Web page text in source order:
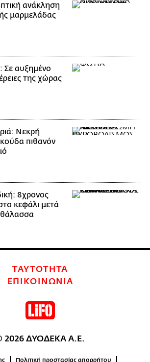
ανάκληση
μαρμελάδας
Σε αυξημένο
της χώρας
Νεκρή
πιθανόν
8χρονος
κεφάλι μετά
ΤΑΥΤΟΤΗΤΑ
ΕΠΙΚΟΙΝΩΝΙΑ
2026 ΔΥΟΔΕΚΑ Α.Ε.
Πολιτική προστασίας απορρήτου